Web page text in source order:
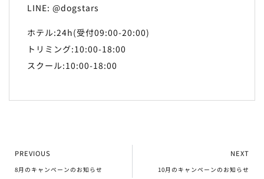
LINE: @dogstars
ホテル:24h(受付09:00-20:00)
トリミング:10:00-18:00
スクール:10:00-18:00
PREVIOUS
8月のキャンペーンのお知らせ
NEXT
10月のキャンペーンのお知らせ